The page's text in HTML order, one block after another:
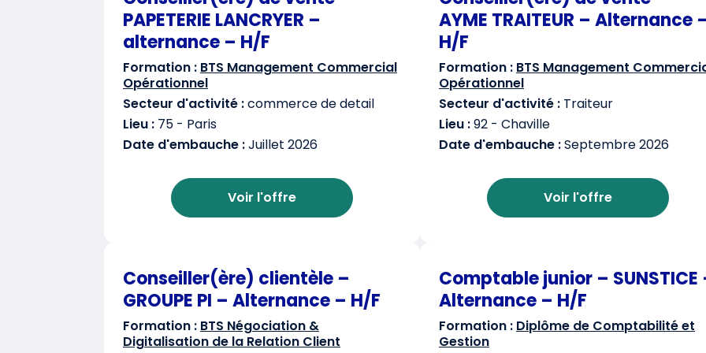
PAPETERIE LANCRYER –
alternance – H/F
Formation : BTS Management Commercial
Opérationnel
Secteur d'activité :commerce de detail
Lieu : 75 - Paris
Date d'embauche :Juillet 2026
Voir l'offre
AYME TRAITEUR – Alternance
H/F
Formation : BTS Management
Opérationnel
Secteur d'activité : Traiteur
Lieu :92 - Chaville
Date d'embauche :Septembre 2026
Voir l'offre
Conseiller(ère) clientèle –
GROUPE PI – Alternance – H/F
Formation : BTS Négociation &
Digitalisation de la Relation Client
Comptable junior – SUNSTICE
Alternance – H/F
Formation : Diplôme de Comptabilité et
Gestion